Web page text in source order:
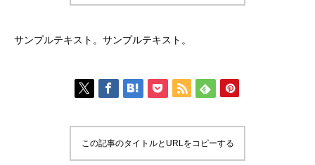
サンプルテキスト。サンプルテキスト。
この記事のタイトルとURLをコピーする